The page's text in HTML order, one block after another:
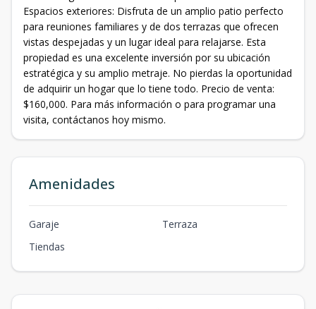
Espacios exteriores: Disfruta de un amplio patio perfecto
para reuniones familiares y de dos terrazas que ofrecen
vistas despejadas y un lugar ideal para relajarse. Esta
propiedad es una excelente inversión por su ubicación
estratégica y su amplio metraje. No pierdas la oportunidad
de adquirir un hogar que lo tiene todo. Precio de venta:
$160,000. Para más información o para programar una
visita, contáctanos hoy mismo.
Amenidades
Garaje
Terraza
Tiendas